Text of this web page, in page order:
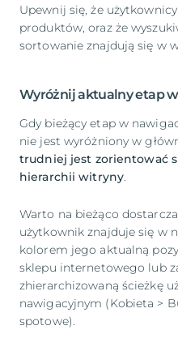
Upewnij się, że
produktów, oraz że
sortowanie znajdują się w
Wyróżnij aktualny etap
Gdy bieżący etap w
nie jest wyróżniony w
trudniej jest zorientować
hierarchii witryny.
Warto na bieżąco
użytkownik znajduje się w
kolorem jego aktualną
sklepu internetowego lub
zhierarchizowaną ścieżkę
nawigacyjnym (Kobieta >
spotowe).